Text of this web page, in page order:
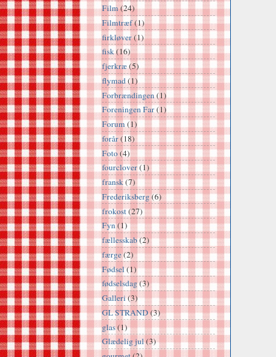
Film(24)
Filmtræf(1)
firkløver(1)
fisk(16)
fjerkræ(5)
flymad(1)
Forbrændingen(1)
Foreningen Far(1)
Forum (1)
forår(18)
Foto(4)
fourclover(1)
fransk(7)
Frederiksberg(6)
frokost(27)
Fyn(1)
fællesskab(2)
færge(2)
Fødsel(1)
fødselsdag(3)
Galleri(3)
GL STRAND(3)
glas(1)
Glædelig jul(3)